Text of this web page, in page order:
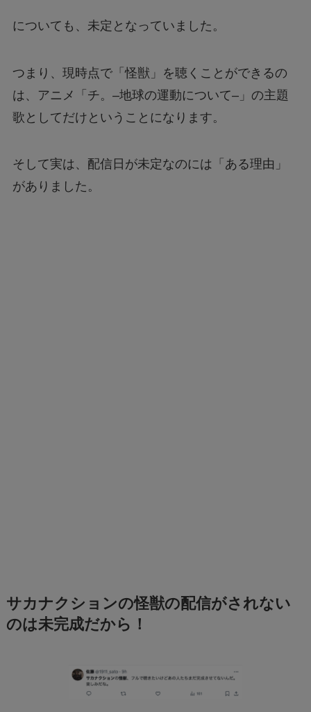
についても、未定となっていました。
つまり、現時点で「怪獣」を聴くことができるの
は、アニメ「チ。–地球の運動について–」の主題
歌としてだけということになります。
そして実は、配信日が未定なのには「ある理由」
がありました。
サカナクションの怪獣の配信がされない
のは未完成だから！